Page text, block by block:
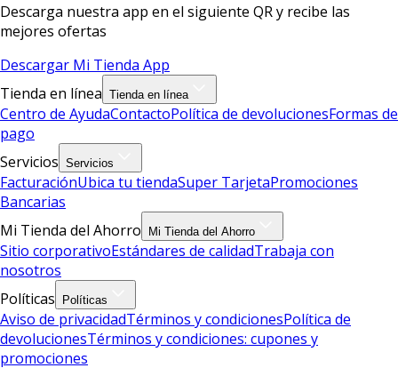
Descarga nuestra app en el siguiente QR y recibe las
mejores ofertas
Descargar Mi Tienda App
Tienda en línea Tienda en línea
Centro de AyudaContactoPolítica de devolucionesFormas de
pago
Servicios Servicios
FacturaciónUbica tu tiendaSuper TarjetaPromociones
Bancarias
Mi Tienda del Ahorro
Mi Tienda del Ahorro
Sitio corporativoEstándares de calidadTrabaja con
nosotros
Políticas
Políticas
Aviso de privacidadTérminos y condicionesPolítica de
devolucionesTérminos y condiciones: cupones y
promociones